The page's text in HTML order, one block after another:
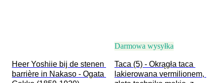
Heer Yoshiie bij de stenen
barrière in Nakaso - Ogata
Darmowa wysyłka
Taca (5) - Okrągła taca
lakierowana vermilionem,